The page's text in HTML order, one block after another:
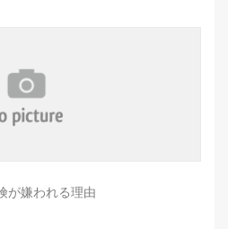
が嫌われる理由